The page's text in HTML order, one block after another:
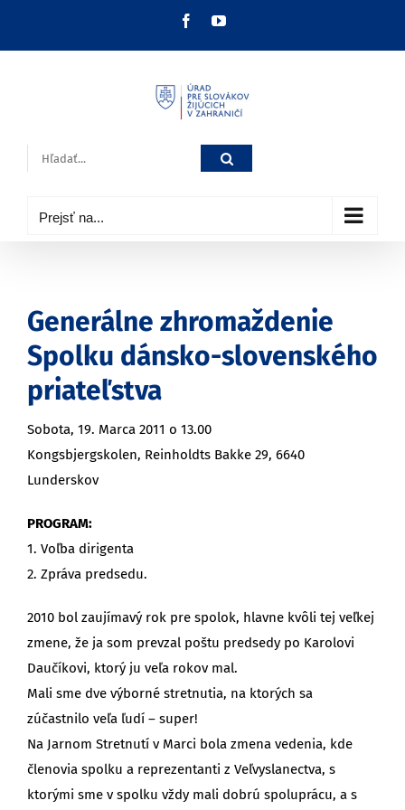
FacebookYouTube
Hľadať:
Prejsť na...
Generálne zhromaždenie
Spolku dánsko-slovenského
priateľstva
Sobota, 19. Marca 2011 o 13.00
Kongsbjergskolen, Reinholdts Bakke 29, 6640
Lunderskov
PROGRAM:
1. Voľba dirigenta
2. Zpráva predsedu.
2010 bol zaujímavý rok pre spolok, hlavne kvôli tej veľkej
zmene, že ja som prevzal poštu predsedy po Karolovi
Daučíkovi, ktorý ju veľa rokov mal.
Mali sme dve výborné stretnutia, na ktorých sa
zúčastnilo veľa ľudí – super!
Na Jarnom Stretnutí v Marci bola zmena vedenia, kde
členovia spolku a reprezentanti z Veľvyslanectva, s
ktorými sme v spolku vždy mali dobrú spoluprácu, a s